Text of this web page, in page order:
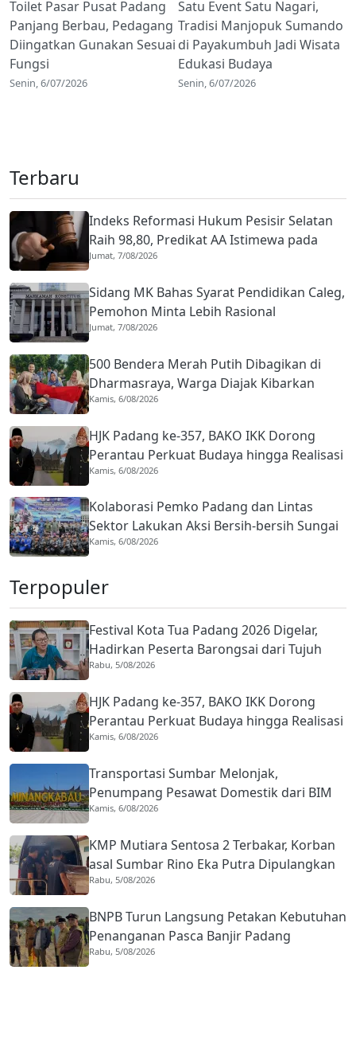
Toilet Pasar Pusat Padang
Panjang Berbau, Pedagang
Diingatkan Gunakan Sesuai
Fungsi
Senin, 6/07/2026
Satu Event Satu Nagari,
Tradisi Manjopuk Sumando
di Payakumbuh Jadi Wisata
Edukasi Budaya
Senin, 6/07/2026
Terbaru
Indeks Reformasi Hukum Pesisir Selatan
Raih 98,80, Predikat AA Istimewa pada
2026
Jumat, 7/08/2026
Sidang MK Bahas Syarat Pendidikan Caleg,
Pemohon Minta Lebih Rasional
Jumat, 7/08/2026
500 Bendera Merah Putih Dibagikan di
Dharmasraya, Warga Diajak Kibarkan
hingga 31 Agustus 2026
Kamis, 6/08/2026
HJK Padang ke-357, BAKO IKK Dorong
Perantau Perkuat Budaya hingga Realisasi
Kota Gastronomi
Kamis, 6/08/2026
Kolaborasi Pemko Padang dan Lintas
Sektor Lakukan Aksi Bersih-bersih Sungai
Batang Arau di HJK ke-357
Kamis, 6/08/2026
Terpopuler
Festival Kota Tua Padang 2026 Digelar,
Hadirkan Peserta Barongsai dari Tujuh
Negara
Rabu, 5/08/2026
HJK Padang ke-357, BAKO IKK Dorong
Perantau Perkuat Budaya hingga Realisasi
Kota Gastronomi
Kamis, 6/08/2026
Transportasi Sumbar Melonjak,
Penumpang Pesawat Domestik dari BIM
Naik Hampir 33 Persen
Kamis, 6/08/2026
KMP Mutiara Sentosa 2 Terbakar, Korban
asal Sumbar Rino Eka Putra Dipulangkan
ke Agam
Rabu, 5/08/2026
BNPB Turun Langsung Petakan Kebutuhan
Penanganan Pasca Banjir Padang
Rabu, 5/08/2026